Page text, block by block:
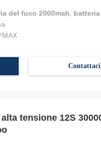
del fuco 2000mah
Contattaci
tensione 12S